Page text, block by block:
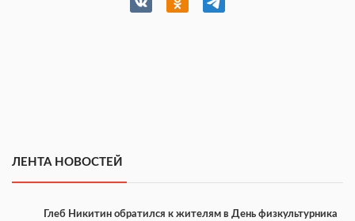
ЛЕНТА НОВОСТЕЙ
Глеб Никитин обратился к жителям в День физкультурника